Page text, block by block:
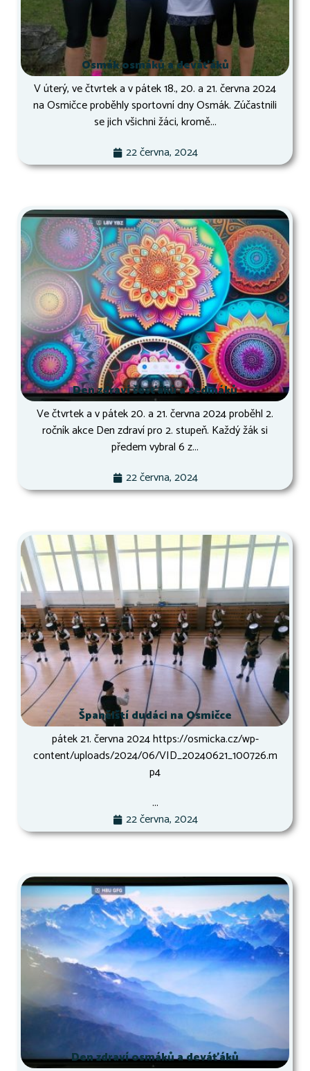
Osmák osmáků a deváťáků
V úterý, ve čtvrtek a v pátek 18., 20. a 21. června 2024
na Osmičce proběhly sportovní dny Osmák. Zúčastnili
se jich všichni žáci, kromě...
22 června, 2024
Den zdraví šesťáků a sedmáků
Ve čtvrtek a v pátek 20. a 21. června 2024 proběhl 2.
ročník akce Den zdraví pro 2. stupeň. Každý žák si
předem vybral 6 z...
22 června, 2024
Španělští dudáci na Osmičce
pátek 21. června 2024 https://osmicka.cz/wp-
content/uploads/2024/06/VID_20240621_100726.m
p4
...
22 června, 2024
Den zdraví osmáků a deváťáků